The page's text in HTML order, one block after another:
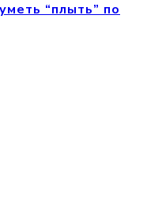
“плыть” по